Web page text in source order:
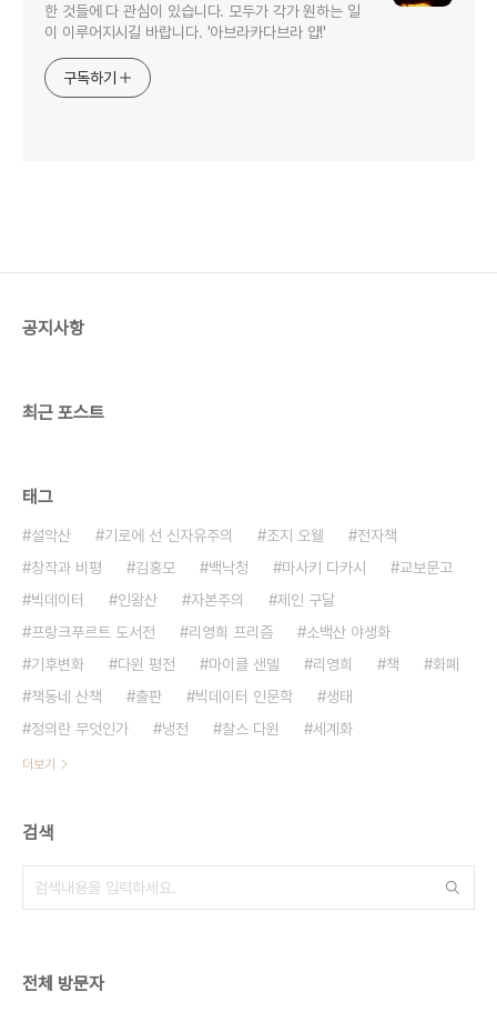
한 것들에 다 관심이 있습니다. 모두가 각가 원하는 일
이 이루어지시길 바랍니다. '아브라카다브라 얍!'
구독하기
공지사항
최근 포스트
태그
설악산 기로에 선 신자유주의 조지 오웰
전자책
창작과 비평
김홍모 백낙청 마사키 다카시
교보문고
빅데이터
인왕산 자본주의
제인 구달
프랑크푸르트 도서전
리영희 프리즘
소백산 야생화
기후변화
다윈 평전 마이클 샌델 리영희 책
화폐
책동네 산책
출판 빅데이터 인문학
생태
정의란 무엇인가
냉전 찰스 다윈 세계화
더보기
검색
전체 방문자